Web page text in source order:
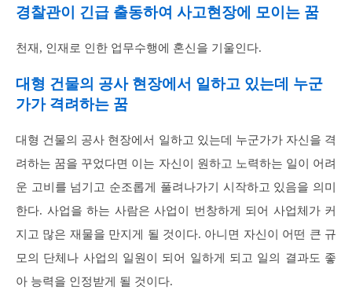
경찰관이 긴급 출동하여 사고현장에 모이는 꿈
천재, 인재로 인한 업무수행에 혼신을 기울인다.
대형 건물의 공사 현장에서 일하고 있는데 누군
가가 격려하는 꿈
대형 건물의 공사 현장에서 일하고 있는데 누군가가 자신을 격
려하는 꿈을 꾸었다면 이는 자신이 원하고 노력하는 일이 어려
운 고비를 넘기고 순조롭게 풀려나가기 시작하고 있음을 의미
한다. 사업을 하는 사람은 사업이 번창하게 되어 사업체가 커
지고 많은 재물을 만지게 될 것이다. 아니면 자신이 어떤 큰 규
모의 단체나 사업의 일원이 되어 일하게 되고 일의 결과도 좋
아 능력을 인정받게 될 것이다.